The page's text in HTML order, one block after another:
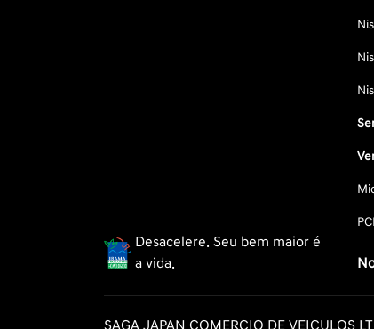
Desacelere. Seu bem maior é
a vida.
SAGA JAPAN COMERCIO DE VEICULOS